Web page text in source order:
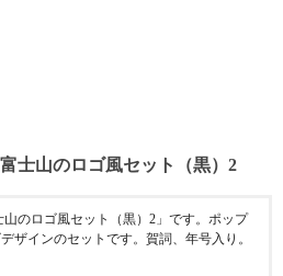
士山のロゴ風セット（黒）2
山のロゴ風セット（黒）2」です。ポップ
ザインのセットです。賀詞、年号入り。